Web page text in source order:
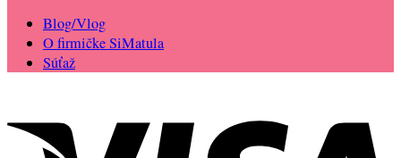
Blog/Vlog
O firmičke SiMatula
Súťaž